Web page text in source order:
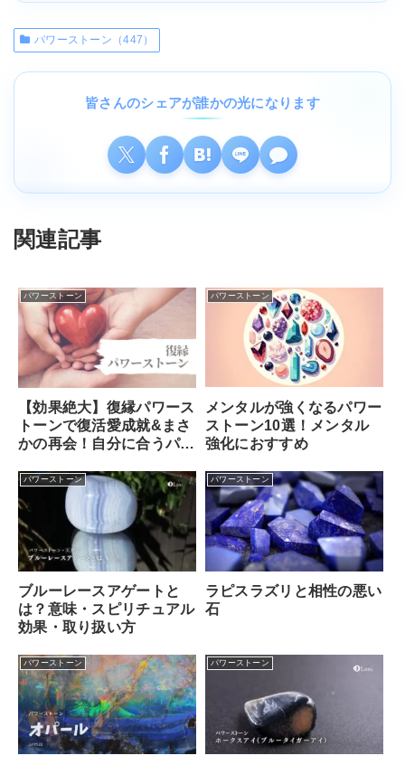
パワーストーン（447）
皆さんのシェアが誰かの光になります
関連記事
パワーストーン
【効果絶大】復縁パワース
トーンで復活愛成就&まさ
かの再会！自分に合うパワ
パワーストーン
メンタルが強くなるパワー
ストーン10選！メンタル
強化におすすめ
パワーストーン
ブルーレースアゲートと
は？意味・スピリチュアル
効果・取り扱い方
パワーストーン
ラピスラズリと相性の悪い
石
パワーストーン パワーストーン